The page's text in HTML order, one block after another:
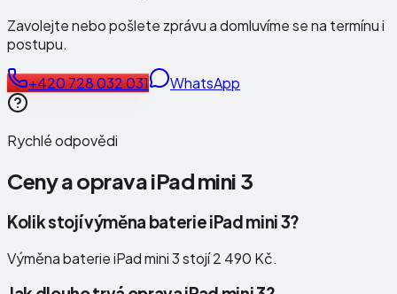
Zavolejte nebo pošlete zprávu a domluvíme se na termínu i
postupu.
+420 728 032 031 WhatsApp
Rychlé odpovědi
Ceny a opravaiPad mini 3
Kolik stojí výměna baterie iPad mini 3?
Výměna baterie iPad mini 3 stojí 2 490 Kč.